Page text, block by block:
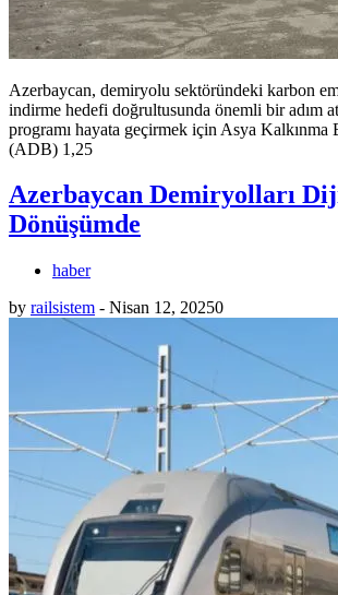
Azerbaycan, demiryolu sektöründeki karbon
indirme hedefi doğrultusunda önemli bir adım
programı hayata geçirmek için Asya Kalkınma
(ADB) 1,25
Azerbaycan Demiryolları
Dönüşümde
haber
by railsistem - Nisan 12, 20250